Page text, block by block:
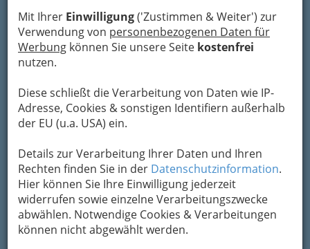
Mit Ihrer Einwilligung('Zustimmen & Weiter') zur
Verwendung von personenbezogenen Daten für
Werbung können Sie unsere Seite kostenfrei
nutzen.
Diese schließt die Verarbeitung von Daten wie IP-
Adresse, Cookies & sonstigen Identifiern außerhalb
der EU (u.a. USA) ein.
Details zur Verarbeitung Ihrer Daten und Ihren
Rechten finden Sie in der Datenschutzinformation.
Hier können Sie Ihre Einwilligung jederzeit
widerrufen sowie einzelne Verarbeitungszwecke
abwählen. Notwendige Cookies & Verarbeitungen
können nicht abgewählt werden.
üblichen Gasthaus. Es dürfen prinzipiell
nur Speisen und Getränke aus eigener
Erzeugung serviert werden. Auch beim
Verkaufen ist der/die BetreiberIn auf einige, vor
allem kalte Speisen beschränkt. Hier finden sie
Buschenschenken in und um St. Johann i. Saggt.
Bezirksauswahl
1
Weingut Johann Jaunegg
Eichberg 160, 8453 St. Johann i. Saggt.
+43 3455 6754
+43 3455 6754 - 4